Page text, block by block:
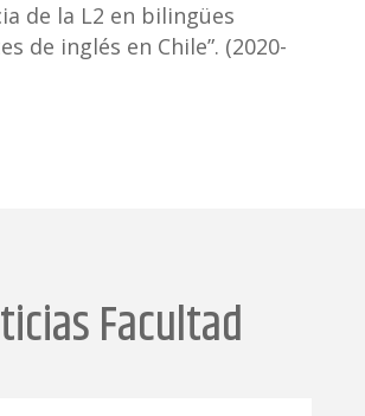
de la L2 en bilingües
de inglés en Chile”. (2020-
Facultad